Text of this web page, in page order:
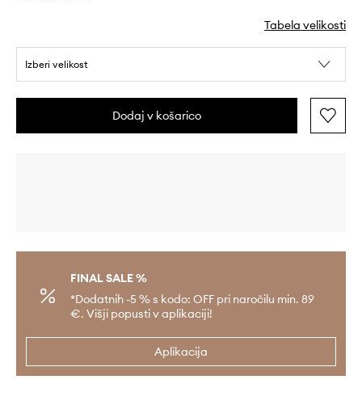
Tabela velikosti
Izberi velikost
Dodaj v košarico
FINAL SALE %
*Dodatnih -5 % s kodo: OFF pri naročilu min. 89
€. Višji popusti v aplikaciji!
Aplikacija